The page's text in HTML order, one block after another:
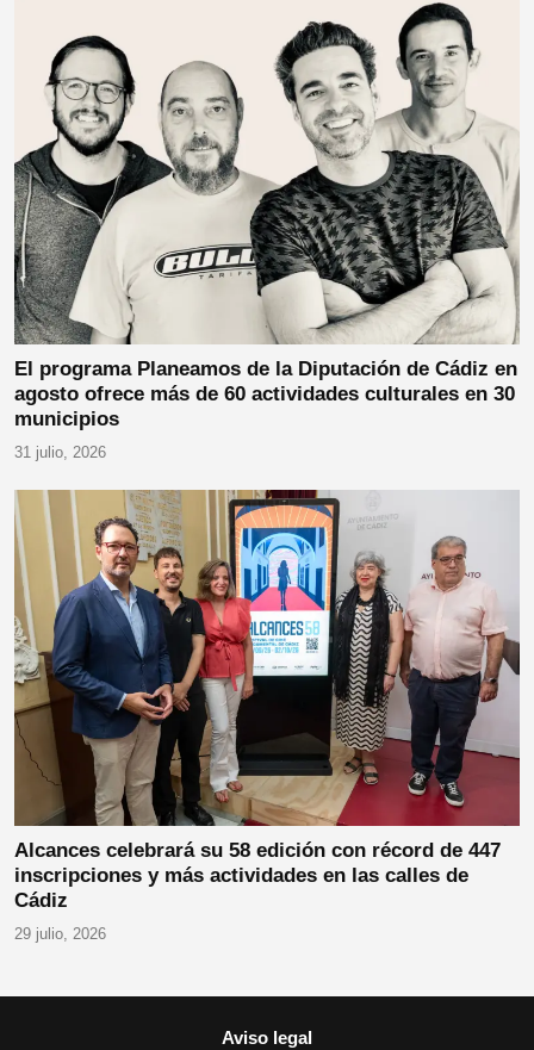
El programa Planeamos de la Diputación de Cádiz en
agosto ofrece más de 60 actividades culturales en 30
municipios
31 julio, 2026
Alcances celebrará su 58 edición con récord de 447
inscripciones y más actividades en las calles de
Cádiz
29 julio, 2026
Aviso legal